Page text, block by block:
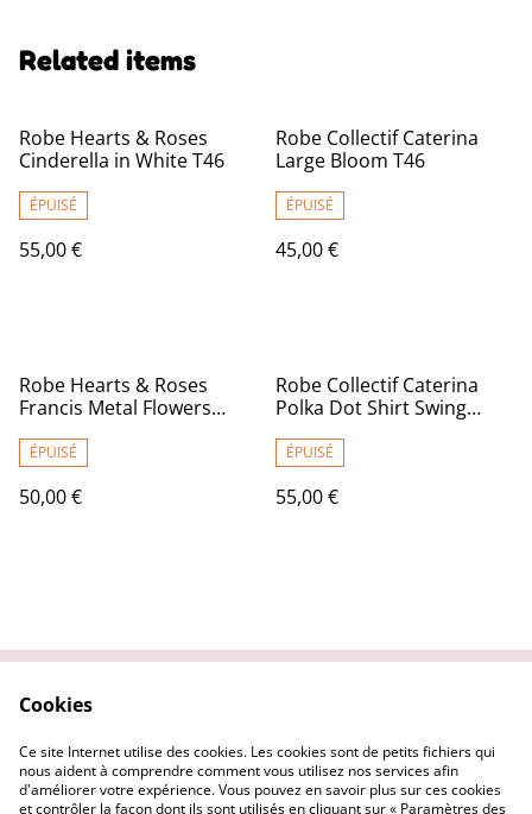
Related items
Robe Hearts & Roses
Cinderella in White T46
ÉPUISÉ
55,00 €
Robe Collectif Caterina
Large Bloom T46
ÉPUISÉ
45,00 €
Robe Hearts & Roses
Francis Metal Flowers
ÉPUISÉ
50,00 €
Robe Collectif Caterina
Polka Dot Shirt Swing
ÉPUISÉ
55,00 €
Politique de
confidentialité
Politique Cookies
Cookies
Ce site Internet utilise des cookies. Les cookies sont de petits fichiers qui
nous aident à comprendre comment vous utilisez nos services afin
d'améliorer votre expérience. Vous pouvez en savoir plus sur ces cookies
et contrôler la façon dont ils sont utilisés en cliquant sur « Paramètres des